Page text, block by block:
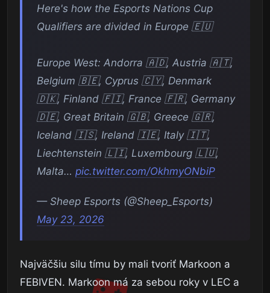
Here's how the Esports Nations Cup
Qualifiers are divided in Europe 🇪🇺
Europe West: Andorra 🇦🇩, Austria 🇦🇹,
Belgium 🇧🇪, Cyprus 🇨🇾, Denmark
🇩🇰, Finland 🇫🇮, France 🇫🇷, Germany
🇩🇪, Great Britain 🇬🇧, Greece 🇬🇷,
Iceland 🇮🇸, Ireland 🇮🇪, Italy 🇮🇹,
Liechtenstein 🇱🇮, Luxembourg 🇱🇺,
Malta… pic.twitter.com/OkhmyONbiP
— Sheep Esports (@Sheep_Esports)
May 23, 2026
Najväčšiu silu tímu by mali tvoriť Markoon a
FEBIVEN. Markoon má za sebou roky v LEC a